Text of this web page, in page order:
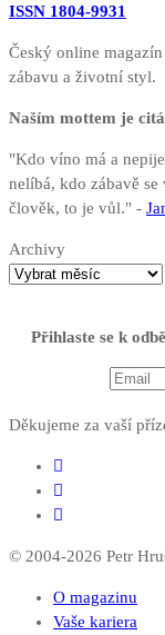
ISSN 1804-9931
Český online
zábavu a životní styl.
Naším mottem je
"Kdo víno má a
nelíbá, kdo zábavě
člověk, to je vůl." -
Archivy
Přihlaste se k
Děkujeme za vaší
© 2004-2026 Petr
O magazinu
Vaše kariera